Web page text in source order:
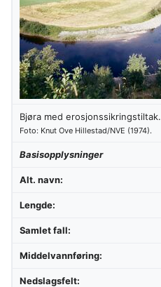
Bjøra med erosjonssikringstiltak.
Foto: Knut Ove Hillestad/NVE (1974).
Basisopplysninger
Alt. navn:
Lengde:
Samlet fall:
Middelvannføring:
Nedslagsfelt: